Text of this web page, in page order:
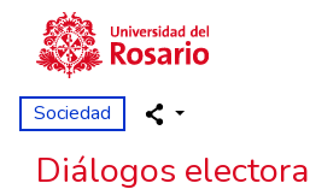
Skip to main content
Sociedad
Diálogos